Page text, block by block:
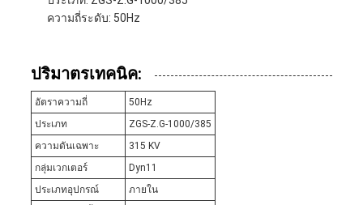
ความถี่ระดับ: 50Hz
ปริมาตรเทคนิค:
อัตราความถี่
50Hz
ประเภท
ZGS-Z.G-1000/385
ความดันเฉพาะ
315 KV
กลุ่มเวกเตอร์
Dyn11
ประเภทอุปกรณ์
ภายใน